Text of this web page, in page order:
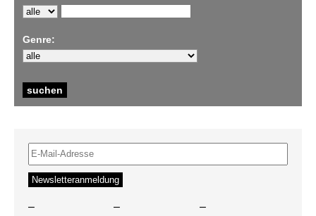
Genre:
– – –